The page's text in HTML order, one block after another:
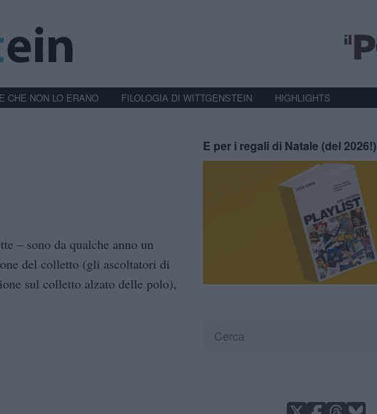
CHE NON LO ERANO FILOLOGIA DI WITTGENSTEIN HIGHLIGHTS
– sono da qualche anno un
del colletto (gli ascoltatori di
sul colletto alzato delle polo),
E per i regali di Natale (del 2026!)